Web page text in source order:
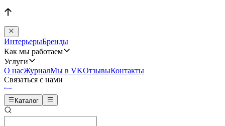
ИнтерьерыБренды
Как мы работаем
Услуги
О насЖурналМы в VKОтзывыКонтакты
Связаться с нами
Каталог